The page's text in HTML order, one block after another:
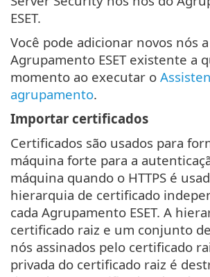
ESET.
Você pode adicionar novos nós
Agrupamento ESET existente a
momento ao executar o
agrupamento.
Importar certificados
Certificados são usados para
máquina forte para a
máquina quando o HTTPS é
hierarquia de certificado
cada Agrupamento ESET. A
certificado raiz e um conjunto
nós assinados pelo certificado
privada do certificado raiz é